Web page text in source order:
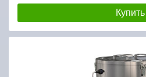
Купить